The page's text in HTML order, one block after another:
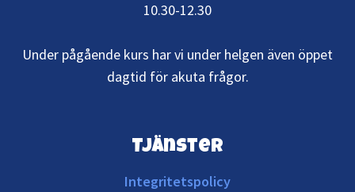
10.30-12.30
Under pågående kurs har vi under helgen även öppet
dagtid för akuta frågor.
Tjänster
Integritetspolicy